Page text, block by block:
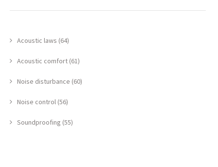
Acoustic laws (64)
Acoustic comfort (61)
Noise disturbance (60)
Noise control (56)
Soundproofing (55)